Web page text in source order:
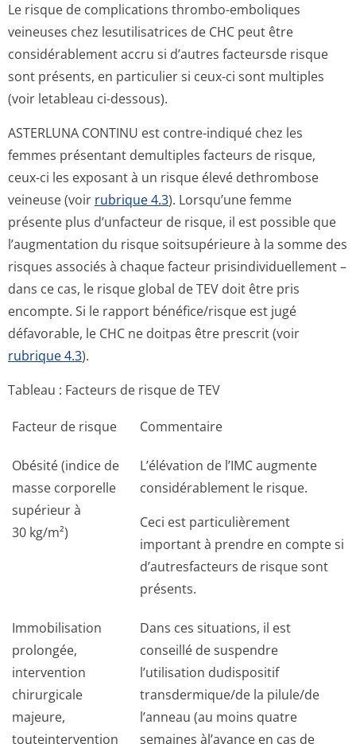
Le risque de complications thrombo-emboliques
veineuses chez lesutilisatrices de CHC peut être
considérablement accru si d’autres facteursde risque
sont présents, en particulier si ceux-ci sont multiples
(voir letableau ci-dessous).
ASTERLUNA CONTINU est contre-indiqué chez les
femmes présentant demultiples facteurs de risque,
ceux-ci les exposant à un risque élevé dethrombose
veineuse (voir rubrique 4.3). Lorsqu’une femme
présente plus d’unfacteur de risque, il est possible que
l’augmentation du risque soitsupérieure à la somme des
risques associés à chaque facteur prisindividue­llement –
dans ce cas, le risque global de TEV doit être pris
encompte. Si le rapport bénéfice/risque est jugé
défavorable, le CHC ne doitpas être prescrit (voir
rubrique 4.3).
Tableau : Facteurs de risque de TEV
Facteur de risque Commentaire
Obésité (indice de
masse corporelle
supérieur à
30 kg/m²)
L’élévation de l’IMC augmente
considérablement le risque.
Ceci est particulièrement
important à prendre en compte si
d’autresfacteurs de risque sont
présents.
Immobilisation
prolongée,
intervention
chirurgicale
majeure,
touteintervention
Dans ces situations, il est
conseillé de suspendre
l’utilisation dudispositif
transdermique/de la pilule/de
l’anneau (au moins quatre
semaines àl’avance en cas de